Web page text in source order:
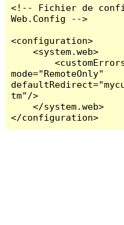
<!-- Fichier de
Web.Config -->
<configuration>
    <system.web>
        <customErrors
mode="RemoteOnly"
tm"/>
    </system.web>
</configuration>